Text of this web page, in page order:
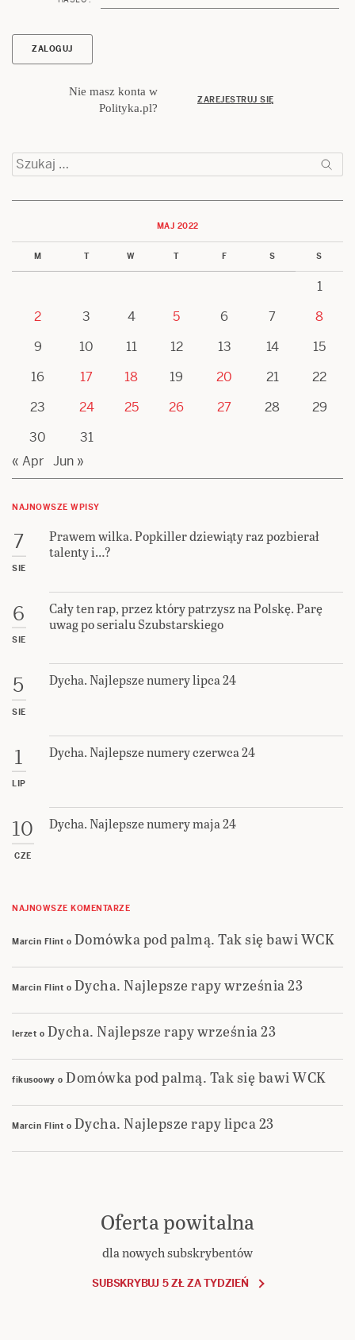
Nie masz konta w
Polityka.pl?
ZAREJESTRUJ SIĘ
Szukaj:
MAJ 2022
M T W T F S S
1
2
3 4 5 6 7
8
9
10 11 12 13 14
15
16
17 18 19 20 21
22
23
24 25 26 27 28
29
30
31
« Apr Jun »
NAJNOWSZE WPISY
7
SIE
Prawem wilka. Popkiller dziewiąty raz pozbierał
talenty i…?
6
SIE
Cały ten rap, przez który patrzysz na Polskę. Parę
uwag po serialu Szubstarskiego
5
SIE
Dycha. Najlepsze numery lipca 24
1
LIP
Dycha. Najlepsze numery czerwca 24
10
CZE
Dycha. Najlepsze numery maja 24
NAJNOWSZE KOMENTARZE
Marcin Flint o Domówka pod palmą. Tak się bawi WCK
Marcin Flint o Dycha. Najlepsze rapy września 23
Ierzet o Dycha. Najlepsze rapy września 23
fikusoowy o Domówka pod palmą. Tak się bawi WCK
Marcin Flint o Dycha. Najlepsze rapy lipca 23
Oferta powitalna
dla nowych subskrybentów
SUBSKRYBUJ 5 ZŁ ZA TYDZIEŃ